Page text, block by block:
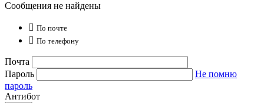
Сообщения не найдены
 По почте
 По телефону
Почта
Пароль
Не помню
пароль
Антибот